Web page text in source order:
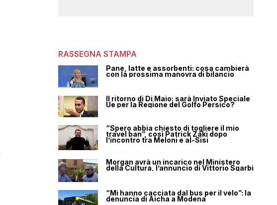
RASSEGNA STAMPA
Pane, latte e assorbenti: cosa cambierà
con la prossima manovra di bilancio
Il ritorno di Di Maio: sarà Inviato Speciale
Ue per la Regione del Golfo Persico?
“Spero abbia chiesto di togliere il mio
travel ban”, così Patrick Zaki dopo
l’incontro tra Meloni e al-Sisi
Morgan avrà un incarico nel Ministero
della Cultura, l’annuncio di Vittorio Sgarbi
“Mi hanno cacciata dal bus per il velo”: la
denuncia di Aicha a Modena